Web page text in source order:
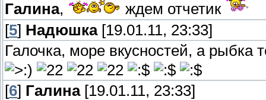
Галина,
ждем отчетик
[5] Надюшка[19.01.11, 23:33]
Галочка, море вкусностей, а
[6] Галина[19.01.11, 23:33]